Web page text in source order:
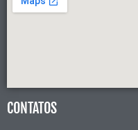
CONTATOS